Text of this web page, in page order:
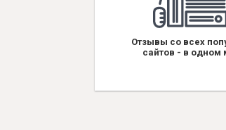
Отзывы со всех
сайтов - в одном